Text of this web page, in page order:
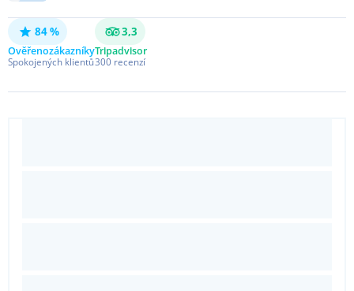
84 %
Ověřenozákazníky
Spokojených klientů
3,3
Tripadvisor
300 recenzí